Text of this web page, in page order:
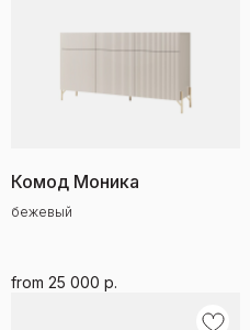
Комод Моника
бежевый
from 25 000 р.